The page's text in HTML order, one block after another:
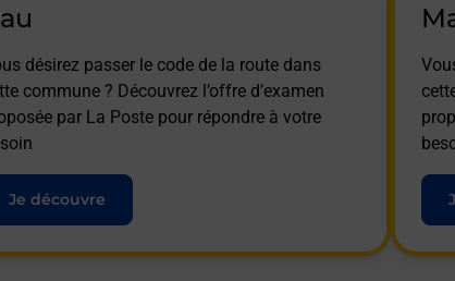
désirez passer le code de la route dans
commune ? Découvrez l’offre d’examen
par La Poste pour répondre à votre
Je découvre